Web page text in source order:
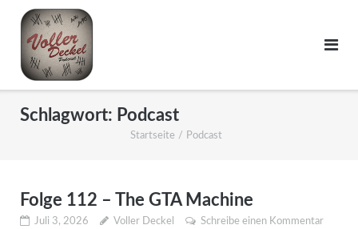
Schlagwort: Podcast
Startseite / Podcast
Folge 112 – The GTA Machine
Juli 3, 2026 Voller Deckel Schreibe einen Kommentar